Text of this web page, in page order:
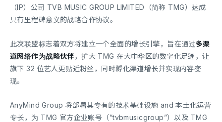
（IP）公司 TVB MUSIC GROUP LIMITED（简称 TMG）达成
具有里程碑意义的战略合作协议。
此次联盟标志着双方将建立一个全面的增长引擎，旨在通过多渠
道网络作为战略伙伴，扩大 TMG 在大中华区的数字化足迹，让
旗下 32 位艺人更贴近粉丝，同时孵化渠道增长并实现内容变
现。
AnyMind Group 将部署其专有的技术基础设施 and 本土化运营
专长，为 TMG 官方企业账号（”tvbmusicgroup”）以及 TMG